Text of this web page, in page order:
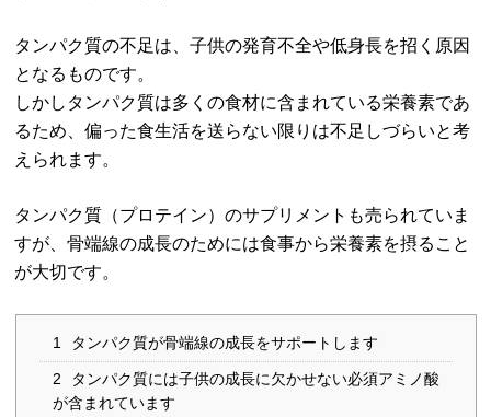
タンパク質の不足は、子供の発育不全や低身長を招く原因
となるものです。
しかしタンパク質は多くの食材に含まれている栄養素であ
るため、偏った食生活を送らない限りは不足しづらいと考
えられます。
タンパク質（プロテイン）のサプリメントも売られていま
すが、骨端線の成長のためには食事から栄養素を摂ること
が大切です。
1 タンパク質が骨端線の成長をサポートします
2
タンパク質には子供の成長に欠かせない必須アミノ酸
が含まれています